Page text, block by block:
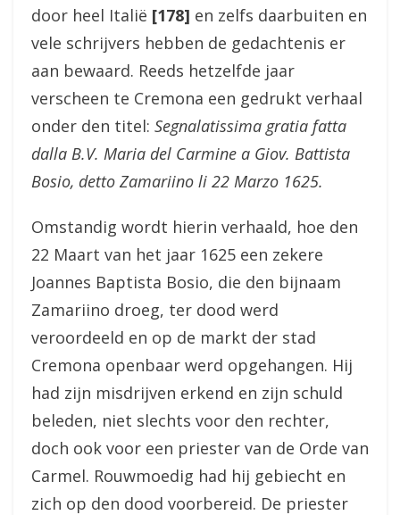
door heel Italië [178] en zelfs daarbuiten en
vele schrijvers hebben de gedachtenis er
aan bewaard. Reeds hetzelfde jaar
verscheen te Cremona een gedrukt verhaal
onder den titel: Segnalatissima gratia fatta
dalla B.V. Maria del Carmine a Giov. Battista
Bosio, detto Zamariino li 22 Marzo 1625.
Omstandig wordt hierin verhaald, hoe den
22 Maart van het jaar 1625 een zekere
Joannes Baptista Bosio, die den bijnaam
Zamariino droeg, ter dood werd
veroordeeld en op de markt der stad
Cremona openbaar werd opgehangen. Hij
had zijn misdrijven erkend en zijn schuld
beleden, niet slechts voor den rechter,
doch ook voor een priester van de Orde van
Carmel. Rouwmoedig had hij gebiecht en
zich op den dood voorbereid. De priester